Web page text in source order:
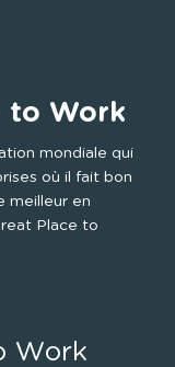
to Work
mondiale qui
où il fait bon
meilleur en
Place to
Work